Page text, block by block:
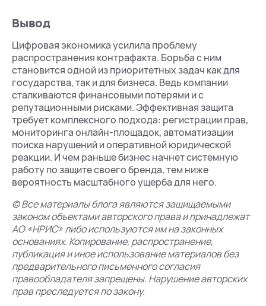
Вывод
Цифровая экономика усилила проблему
распространения контрафакта. Борьба с ним
становится одной из приоритетных задач как для
государства, так и для бизнеса. Ведь компании
сталкиваются финансовыми потерями и с
репутационными рисками. Эффективная защита
требует комплексного подхода: регистрации прав,
мониторинга онлайн-площадок, автоматизации
поиска нарушений и оперативной юридической
реакции. И чем раньше бизнес начнет системную
работу по защите своего бренда, тем ниже
вероятность масштабного ущерба для него.
© Все материалы блога являются защищаемыми
законом объектами авторского права и принадлежат
АО «НРИС» либо используются им на законных
основаниях. Копирование, распространение,
публикация и иное использование материалов без
предварительного письменного согласия
правообладателя запрещены. Нарушение авторских
прав преследуется по закону.